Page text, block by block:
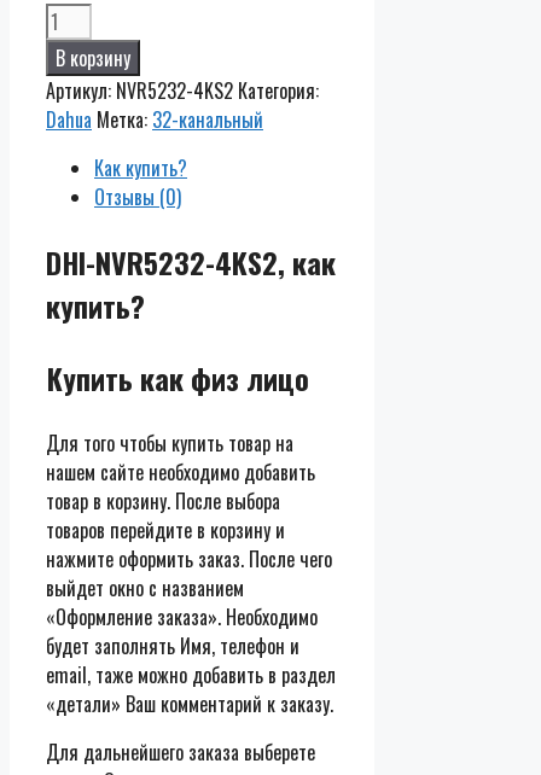
Количество
DHI-
NVR5232-
4KS2
В корзину
Артикул: NVR5232-4KS2 Категория:
Dahua Метка: 32-канальный
Как купить?
Отзывы (0)
DHI-NVR5232-4KS2, как
купить?
Купить как физ лицо
Для того чтобы купить товар на
нашем сайте необходимо добавить
товар в корзину. После выбора
товаров перейдите в корзину и
нажмите оформить заказ. После чего
выйдет окно с названием
«Оформление заказа». Необходимо
будет заполнять Имя, телефон и
email, таже можно добавить в раздел
«детали» Ваш комментарий к заказу.
Для дальнейшего заказа выберете